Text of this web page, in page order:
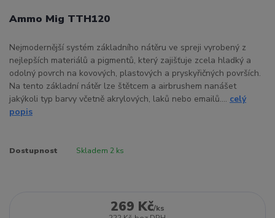
Ammo Mig TTH120
Nejmodernější systém základního nátěru ve spreji vyrobený z
nejlepších materiálů a pigmentů, který zajišťuje zcela hladký a
odolný povrch na kovových, plastových a pryskyřičných površích.
Na tento základní nátěr lze štětcem a airbrushem nanášet
jakýkoli typ barvy včetně akrylových, laků nebo emailů.... celý
popis
Dostupnost Skladem 2 ks
269 Kč/ks